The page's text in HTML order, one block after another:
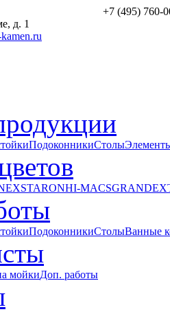
д. 1
+7 (495) 760-
ПодоконникиСтолы
STARONHI-MACSGRANDEX
ПодоконникиСтолыВанные
мойкиДоп. работы